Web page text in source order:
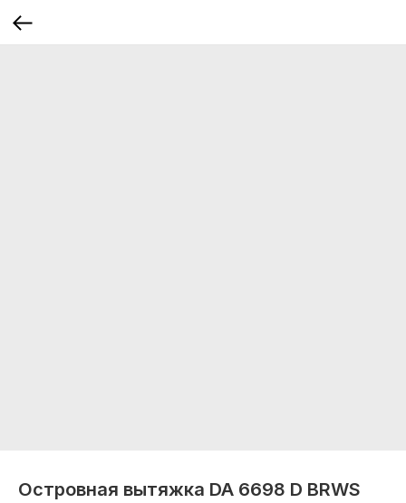
Островная вытяжка DA 6698 D BRWS